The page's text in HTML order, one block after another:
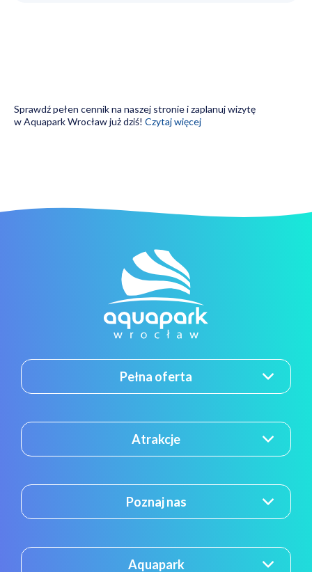
Sprawdź pełen cennik na naszej stronie i zaplanuj wizytę
w Aquapark Wrocław już dziś! Czytaj więcej
Pełna oferta
Atrakcje
Poznaj nas
Aquapark